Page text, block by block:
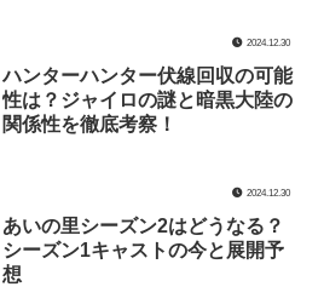
2024.12.30
ハンターハンター伏線回収の可能
性は？ジャイロの謎と暗黒大陸の
関係性を徹底考察！
2024.12.30
あいの里シーズン2はどうなる？
シーズン1キャストの今と展開予
想